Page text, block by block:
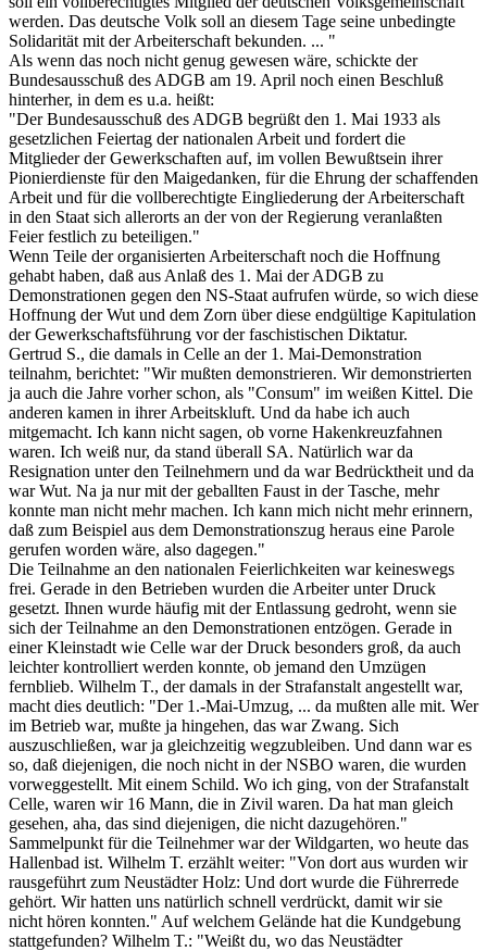
werden. Das deutsche Volk soll an diesem Tage seine unbedingte
Solidarität mit der Arbeiterschaft bekunden. ... "
Als wenn das noch nicht genug gewesen wäre, schickte der
Bundesausschuß des ADGB am 19. April noch einen Beschluß
hinterher, in dem es u.a. heißt:
"Der Bundesausschuß des ADGB begrüßt den 1. Mai 1933 als
gesetzlichen Feiertag der nationalen Arbeit und fordert die
Mitglieder der Gewerkschaften auf, im vollen Bewußtsein ihrer
Pionierdienste für den Maigedanken, für die Ehrung der schaffenden
Arbeit und für die vollberechtigte Eingliederung der Arbeiterschaft
in den Staat sich allerorts an der von der Regierung veranlaßten
Feier festlich zu beteiligen."
Wenn Teile der organisierten Arbeiterschaft noch die Hoffnung
gehabt haben, daß aus Anlaß des 1. Mai der ADGB zu
Demonstrationen gegen den NS-Staat aufrufen würde, so wich diese
Hoffnung der Wut und dem Zorn über diese endgültige Kapitulation
der Gewerkschaftsführung vor der faschistischen Diktatur.
Gertrud S., die damals in Celle an der 1. Mai-Demonstration
teilnahm, berichtet: "Wir mußten demonstrieren. Wir demonstrierten
ja auch die Jahre vorher schon, als "Consum" im weißen Kittel. Die
anderen kamen in ihrer Arbeitskluft. Und da habe ich auch
mitgemacht. Ich kann nicht sagen, ob vorne Hakenkreuzfahnen
waren. Ich weiß nur, da stand überall SA. Natürlich war da
Resignation unter den Teilnehmern und da war Bedrücktheit und da
war Wut. Na ja nur mit der geballten Faust in der Tasche, mehr
konnte man nicht mehr machen. Ich kann mich nicht mehr erinnern,
daß zum Beispiel aus dem Demonstrationszug heraus eine Parole
gerufen worden wäre, also dagegen."
Die Teilnahme an den nationalen Feierlichkeiten war keineswegs
frei. Gerade in den Betrieben wurden die Arbeiter unter Druck
gesetzt. Ihnen wurde häufig mit der Entlassung gedroht, wenn sie
sich der Teilnahme an den Demonstrationen entzögen. Gerade in
einer Kleinstadt wie Celle war der Druck besonders groß, da auch
leichter kontrolliert werden konnte, ob jemand den Umzügen
fernblieb. Wilhelm T., der damals in der Strafanstalt angestellt war,
macht dies deutlich: "Der 1.-Mai-Umzug, ... da mußten alle mit. Wer
im Betrieb war, mußte ja hingehen, das war Zwang. Sich
auszuschließen, war ja gleichzeitig wegzubleiben. Und dann war es
so, daß diejenigen, die noch nicht in der NSBO waren, die wurden
vorweggestellt. Mit einem Schild. Wo ich ging, von der Strafanstalt
Celle, waren wir 16 Mann, die in Zivil waren. Da hat man gleich
gesehen, aha, das sind diejenigen, die nicht dazugehören."
Sammelpunkt für die Teilnehmer war der Wildgarten, wo heute das
Hallenbad ist. Wilhelm T. erzählt weiter: "Von dort aus wurden wir
rausgeführt zum Neustädter Holz: Und dort wurde die Führerrede
gehört. Wir hatten uns natürlich schnell verdrückt, damit wir sie
nicht hören konnten." Auf welchem Gelände hat die Kundgebung
stattgefunden? Wilhelm T.: "Weißt du, wo das Neustädter